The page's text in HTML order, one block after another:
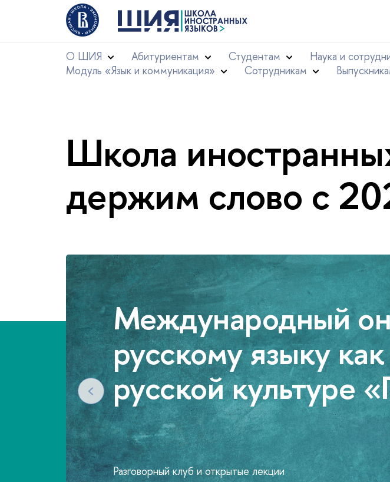
О ШИЯ Абитуриентам Студентам Наука и
Модуль «Язык и коммуникация»
Сотрудникам
Школа
держим слово с
Программы профессиональной переподготовки и повышения
Продолжается
ДПО: свыше 50
иностранным